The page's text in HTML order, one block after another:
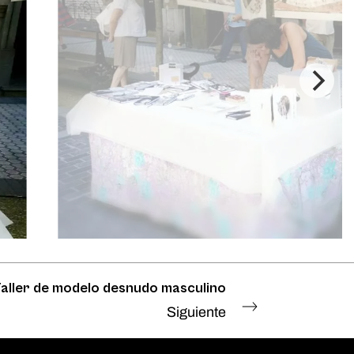
de modelo desnudo masculino
Siguiente